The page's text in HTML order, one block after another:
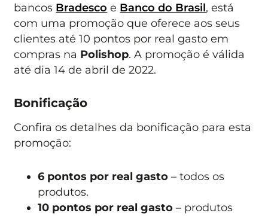
bancos Bradesco e Banco do Brasil, está
com uma promoção que oferece aos seus
clientes até 10 pontos por real gasto em
compras na Polishop. A promoção é válida
até dia 14 de abril de 2022.
Bonificação
Confira os detalhes da bonificação para esta
promoção:
6 pontos por real gasto – todos os
produtos.
10 pontos por real gasto – produtos